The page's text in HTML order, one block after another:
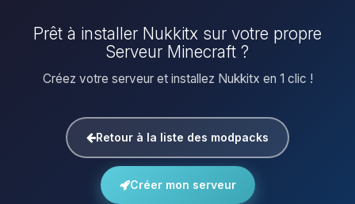
Prêt à installer Nukkitx sur votre propre
Serveur Minecraft ?
Créez votre serveur et installez Nukkitx en 1 clic !
Retour à la liste des modpacks
Créer mon serveur